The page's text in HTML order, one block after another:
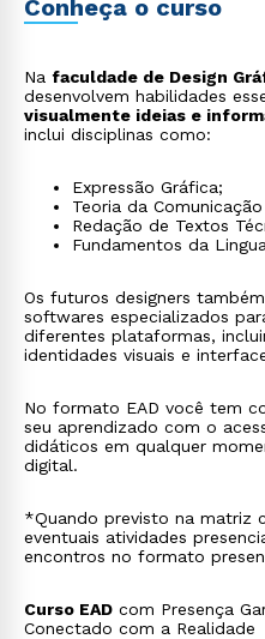
Conheça o curso
Na faculdade de Design
desenvolvem habilidades
visualmente ideias e
inclui disciplinas como:
Expressão Gráfica;
Teoria da
Redação de Textos
Fundamentos da
Os futuros designers
softwares especializados
diferentes plataformas,
identidades visuais e
No formato EAD você tem
seu aprendizado com o
didáticos em qualquer
digital.
*Quando previsto na matriz
eventuais atividades
encontros no formato
Curso EAD com Presença
Conectado com a Realidade